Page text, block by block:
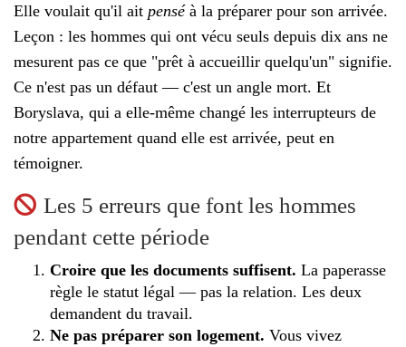
Elle voulait qu'il ait penséà la préparer pour son arrivée.
Leçon : les hommes qui ont vécu seuls depuis dix ans ne
mesurent pas ce que "prêt à accueillir quelqu'un" signifie.
Ce n'est pas un défaut — c'est un angle mort. Et
Boryslava, qui a elle-même changé les interrupteurs de
notre appartement quand elle est arrivée, peut en
témoigner.
Les 5 erreurs que font les hommes
pendant cette période
Croire que les documents suffisent. La paperasse
règle le statut légal — pas la relation. Les deux
demandent du travail.
Ne pas préparer son logement. Vous vivez